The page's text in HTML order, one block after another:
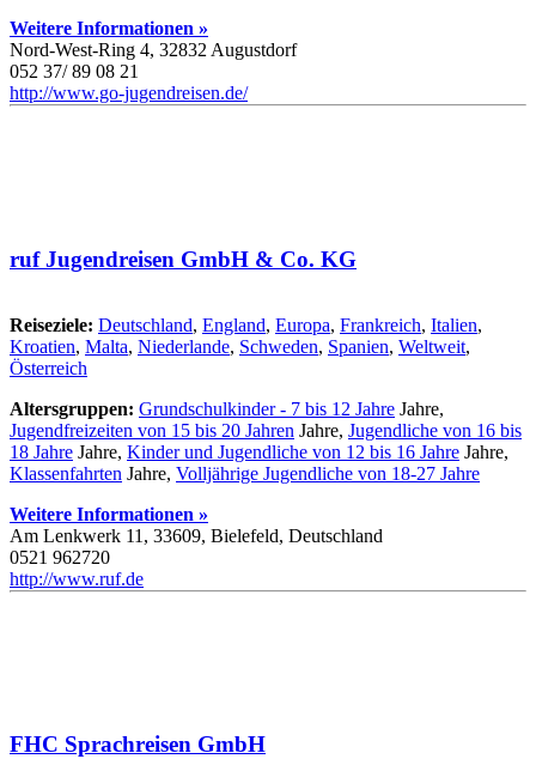
Weitere Informationen »
Nord-West-Ring 4, 32832 Augustdorf
052 37/ 89 08 21
http://www.go-jugendreisen.de/
ruf Jugendreisen GmbH & Co. KG
Reiseziele: Deutschland, England, Europa, Frankreich, Italien,
Kroatien, Malta, Niederlande, Schweden, Spanien, Weltweit,
Österreich
Altersgruppen: Grundschulkinder - 7 bis 12 Jahre Jahre,
Jugendfreizeiten von 15 bis 20 Jahren Jahre, Jugendliche von 16 bis
18 Jahre Jahre, Kinder und Jugendliche von 12 bis 16 Jahre Jahre,
Klassenfahrten Jahre, Volljährige Jugendliche von 18-27 Jahre
Weitere Informationen »
Am Lenkwerk 11, 33609, Bielefeld, Deutschland
0521 962720
http://www.ruf.de
FHC Sprachreisen GmbH